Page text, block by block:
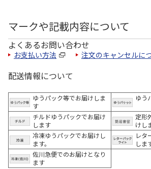
マークや記載内容について
よくあるお問い合わせ
お支払い方法 注文のキャンセルに
配送情報について
ゆうパック等でお届けしま
す
ゆう
チルドゆうパックでお届け
します
定形
けし
冷凍ゆうパックでお届けし
ます。
レタ
しま
佐川急便でのお届けとなり
ます